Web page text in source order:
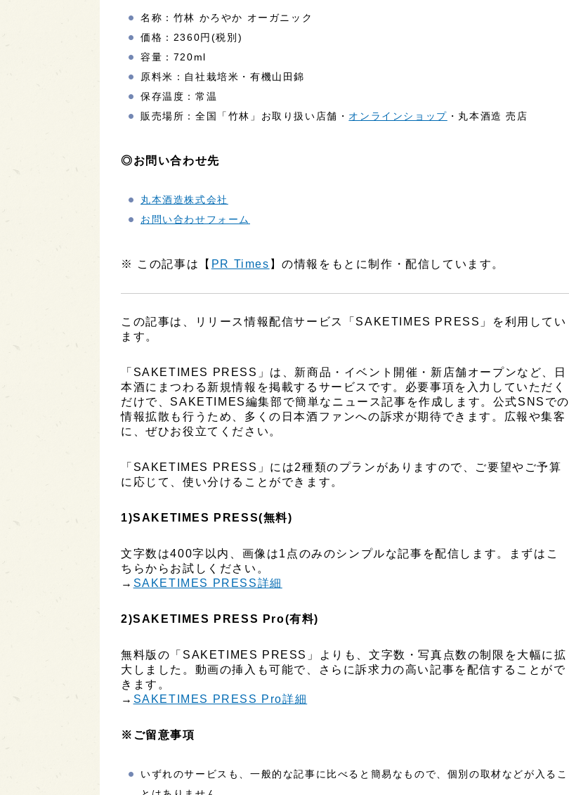
名称：竹林 かろやか オーガニック
価格：2360円(税別)
容量：720ml
原料米：自社栽培米・有機山田錦
保存温度：常温
販売場所：全国「竹林」お取り扱い店舗・ オンラインショップ ・丸本酒造 売店
◎お問い合わせ先
丸本酒造株式会社
お問い合わせフォーム
※ この記事は【 PR Times 】の情報をもとに制作・配信しています。
この記事は、リリース情報配信サービス「SAKETIMES PRESS」を利用してい
ます。
「SAKETIMES PRESS」は、新商品・イベント開催・新店舗オープンなど、日
本酒にまつわる新規情報を掲載するサービスです。必要事項を入力していただく
だけで、SAKETIMES編集部で簡単なニュース記事を作成します。公式SNSでの
情報拡散も行うため、多くの日本酒ファンへの訴求が期待できます。広報や集客
に、ぜひお役立てください。
「SAKETIMES PRESS」には2種類のプランがありますので、ご要望やご予算
に応じて、使い分けることができます。
1)SAKETIMES PRESS(無料)
文字数は400字以内、画像は1点のみのシンプルな記事を配信します。まずはこ
ちらからお試しください。
→ SAKETIMES PRESS詳細
2)SAKETIMES PRESS Pro(有料)
無料版の「SAKETIMES PRESS」よりも、文字数・写真点数の制限を大幅に拡
大しました。動画の挿入も可能で、さらに訴求力の高い記事を配信することがで
きます。
→ SAKETIMES PRESS Pro詳細
※ご留意事項
いずれのサービスも、一般的な記事に比べると簡易なもので、個別の取材などが入るこ